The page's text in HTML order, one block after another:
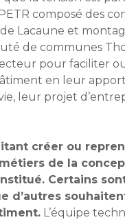
composé des
Lacaune et
de communes
pour faciliter
en leur
leur projet
créer ou
de la
Certains
d’autres
L’équipe